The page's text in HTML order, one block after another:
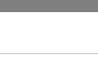
Wat is